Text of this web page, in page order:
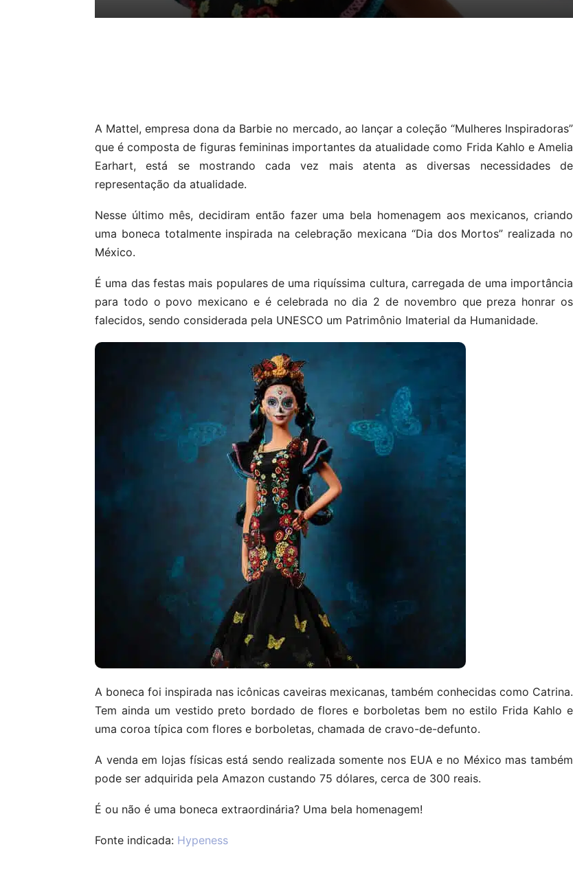
A Mattel, empresa dona da Barbie no mercado, ao lançar a coleção “Mulheres Inspiradoras”
que é composta de figuras femininas importantes da atualidade como Frida Kahlo e Amelia
Earhart, está se mostrando cada vez mais atenta as diversas necessidades de
representação da atualidade.
Nesse último mês, decidiram então fazer uma bela homenagem aos mexicanos, criando
uma boneca totalmente inspirada na celebração mexicana “Dia dos Mortos” realizada no
México.
É uma das festas mais populares de uma riquíssima cultura, carregada de uma importância
para todo o povo mexicano e é celebrada no dia 2 de novembro que preza honrar os
falecidos, sendo considerada pela UNESCO um Patrimônio Imaterial da Humanidade.
A boneca foi inspirada nas icônicas caveiras mexicanas, também conhecidas como Catrina.
Tem ainda um vestido preto bordado de flores e borboletas bem no estilo Frida Kahlo e
uma coroa típica com flores e borboletas, chamada de cravo-de-defunto.
A venda em lojas físicas está sendo realizada somente nos EUA e no México mas também
pode ser adquirida pela Amazon custando 75 dólares, cerca de 300 reais.
É ou não é uma boneca extraordinária? Uma bela homenagem!
Fonte indicada: Hypeness